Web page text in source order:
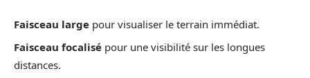
Faisceau large pour visualiser le terrain immédiat.
Faisceau focalisé pour une visibilité sur les longues
distances.